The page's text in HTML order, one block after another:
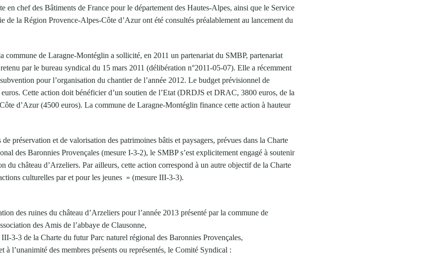
en chef des Bâtiments de France pour le département des Hautes-Alpes, ainsi que le Service
de la Région Provence-Alpes-Côte d’Azur ont été consultés préalablement au lancement du
commune de Laragne-Montéglin a sollicité, en 2011 un partenariat du SMBP, partenariat
par le bureau syndical du 15 mars 2011 (délibération n°2011-05-07). Elle a récemment
pour l’organisation du chantier de l’année 2012. Le budget prévisionnel de
Cette action doit bénéficier d’un soutien de l’Etat (DRDJS et DRAC, 3800 euros, de la
d’Azur (4500 euros). La commune de Laragne-Montéglin finance cette action à hauteur
préservation et de valorisation des patrimoines bâtis et paysagers, prévues dans la Charte
des Baronnies Provençales (mesure I-3-2), le SMBP s’est explicitement engagé à soutenir
du château d’Arzeliers. Par ailleurs, cette action correspond à un autre objectif de la Charte
culturelles par et pour les jeunes » (mesure III-3-3).
des ruines du château d’Arzeliers pour l’année 2013 présenté par la commune de
des Amis de l’abbaye de Clausonne,
3-3 de la Charte du futur Parc naturel régional des Baronnies Provençales,
à l’unanimité des membres présents ou représentés, le Comité Syndical :